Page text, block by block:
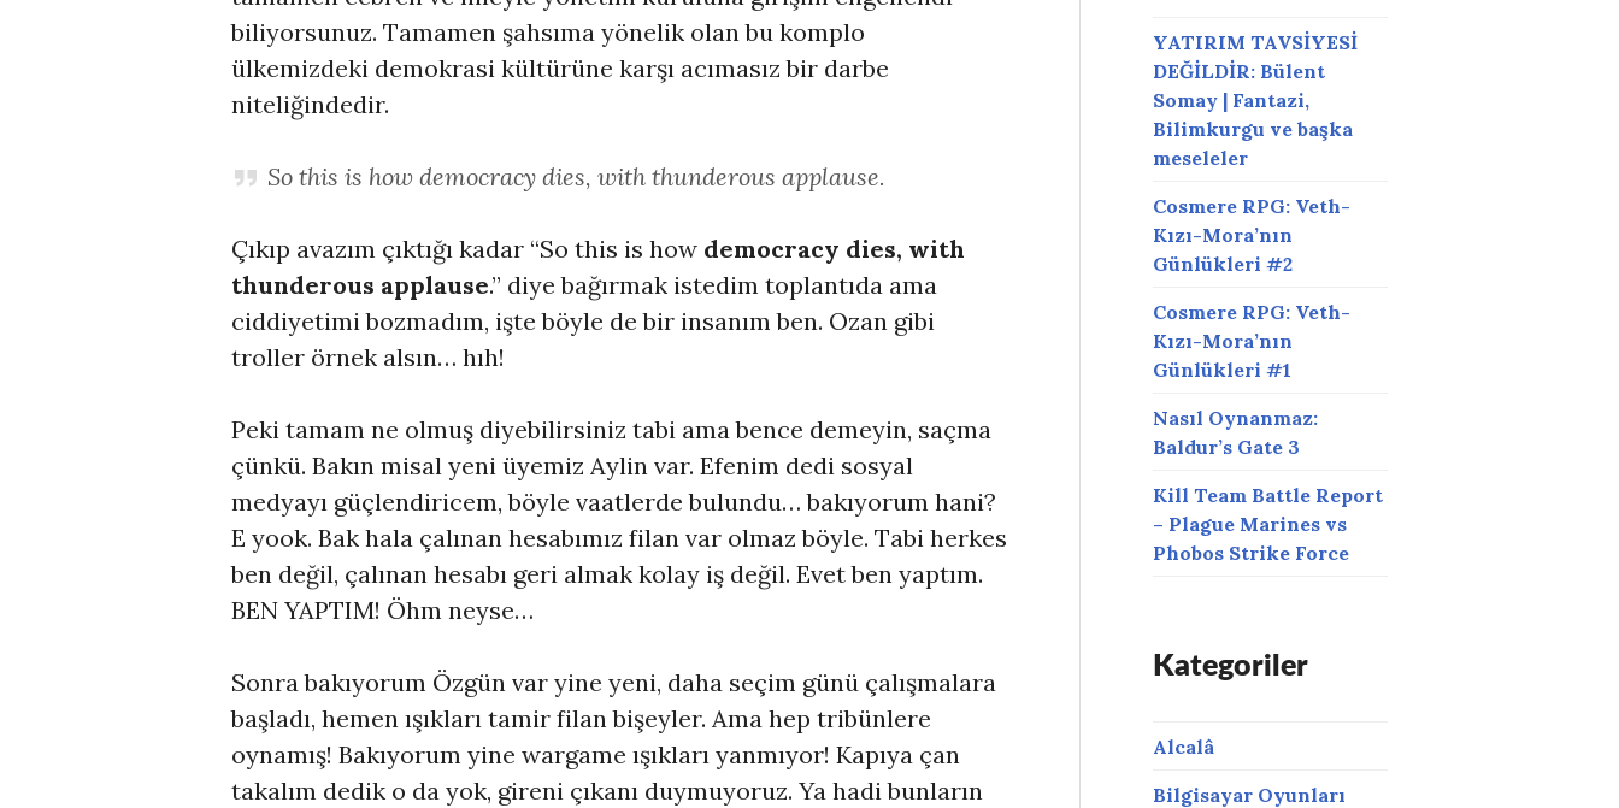
biliyorsunuz. Tamamen şahsıma yönelik olan bu komplo
ülkemizdeki demokrasi kültürüne karşı acımasız bir darbe
niteliğindedir.
So this is how democracy dies, with thunderous applause.
Çıkıp avazım çıktığı kadar “So this is how democracy dies, with
thunderous applause.” diye bağırmak istedim toplantıda ama
ciddiyetimi bozmadım, işte böyle de bir insanım ben. Ozan gibi
troller örnek alsın… hıh!
Peki tamam ne olmuş diyebilirsiniz tabi ama bence demeyin, saçma
çünkü. Bakın misal yeni üyemiz Aylin var. Efenim dedi sosyal
medyayı güçlendiricem, böyle vaatlerde bulundu… bakıyorum hani?
E yook. Bak hala çalınan hesabımız filan var olmaz böyle. Tabi herkes
ben değil, çalınan hesabı geri almak kolay iş değil. Evet ben yaptım.
BEN YAPTIM! Öhm neyse…
Sonra bakıyorum Özgün var yine yeni, daha seçim günü çalışmalara
başladı, hemen ışıkları tamir filan bişeyler. Ama hep tribünlere
oynamış! Bakıyorum yine wargame ışıkları yanmıyor! Kapıya çan
takalım dedik o da yok, gireni çıkanı duymuyoruz. Ya hadi bunların
YATIRIM TAVSİYESİ
DEĞİLDİR: Bülent
Somay | Fantazi,
Bilimkurgu ve başka
meseleler
Cosmere RPG: Veth-
Kızı-Mora’nın
Günlükleri #2
Cosmere RPG: Veth-
Kızı-Mora’nın
Günlükleri #1
Nasıl Oynanmaz:
Baldur’s Gate 3
Kill Team Battle Report
– Plague Marines vs
Phobos Strike Force
Kategoriler
Alcalâ
Bilgisayar Oyunları